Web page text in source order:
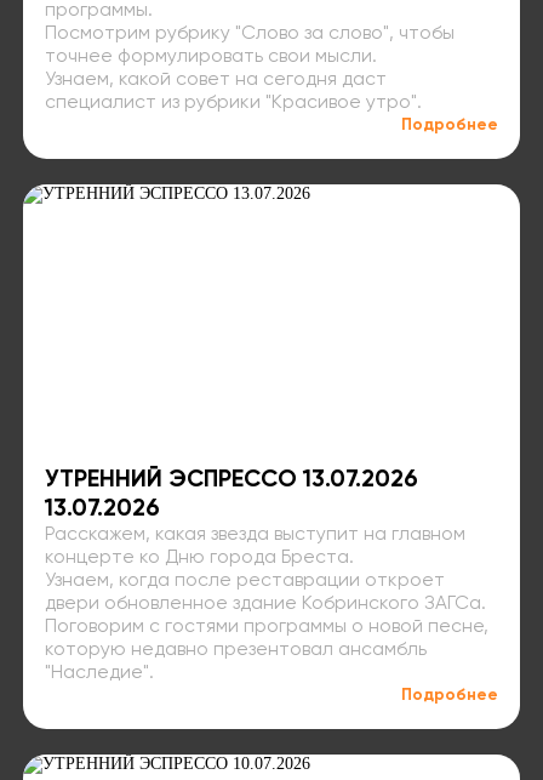
программы.
Посмотрим рубрику "Слово за слово", чтобы
точнее формулировать свои мысли.
Узнаем, какой совет на сегодня даст
специалист из рубрики "Красивое утро".
Подробнее
УТРЕННИЙ ЭСПРЕССО 13.07.2026
13.07.2026
Расскажем, какая звезда выступит на главном
концерте ко Дню города Бреста.
Узнаем, когда после реставрации откроет
двери обновленное здание Кобринского ЗАГСа.
Поговорим с гостями программы о новой песне,
которую недавно презентовал ансамбль
"Наследие".
Подробнее